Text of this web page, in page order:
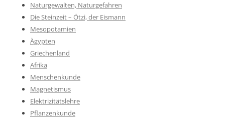
Naturgewalten, Naturgefahren
Die Steinzeit – Ötzi, der Eismann
Mesopotamien
Ägypten
Griechenland
Afrika
Menschenkunde
Magnetismus
Elektrizitätslehre
Pflanzenkunde